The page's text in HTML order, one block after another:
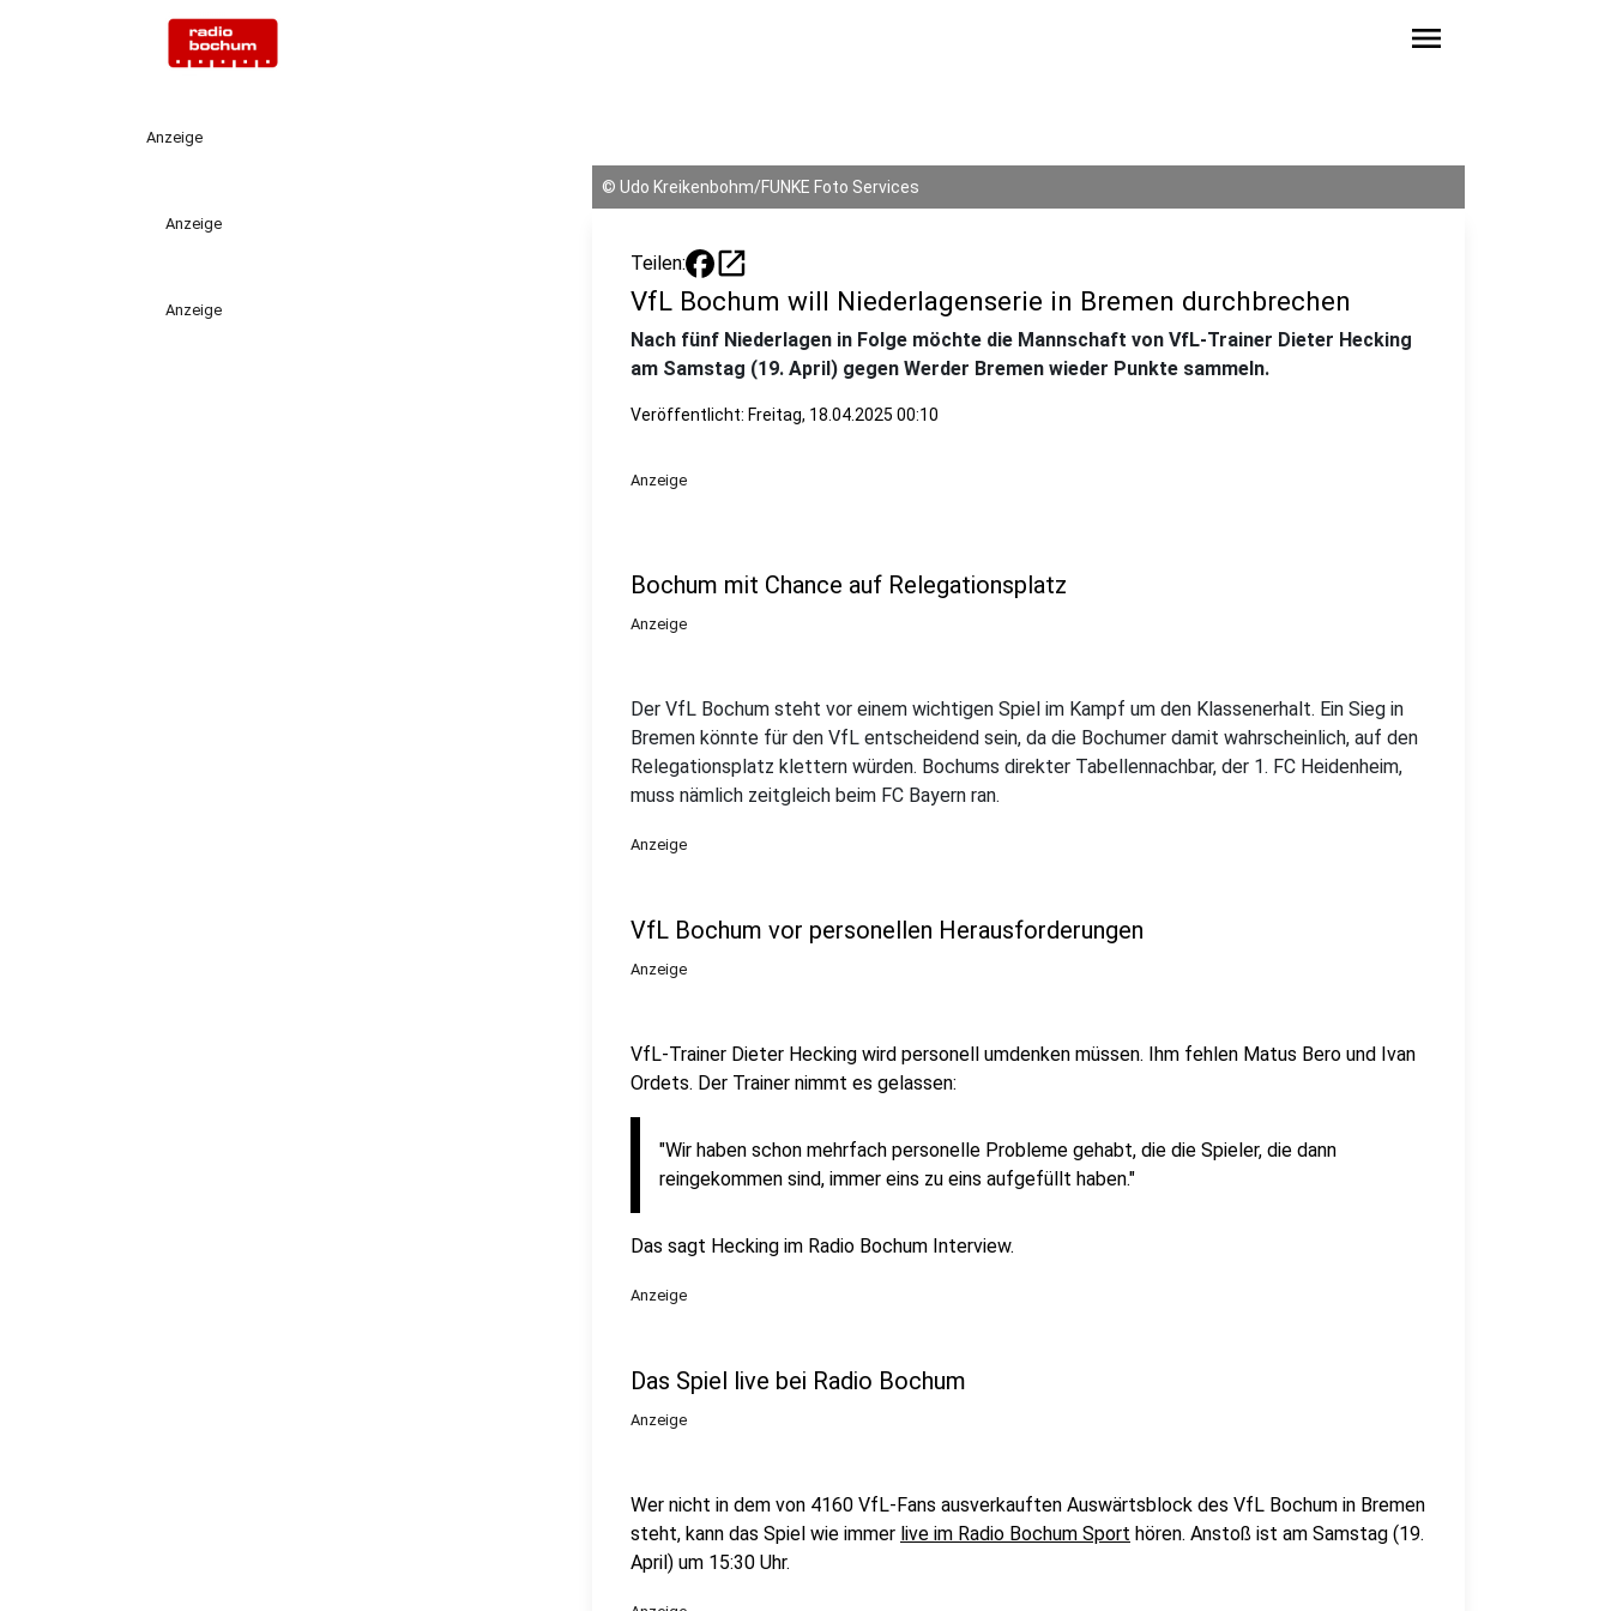
menu
Anzeige
Anzeige
Anzeige
© Udo Kreikenbohm/FUNKE Foto Services
Teilen: open_in_new
VfL Bochum will Niederlagenserie in Bremen durchbrechen
Nach fünf Niederlagen in Folge möchte die Mannschaft von VfL-Trainer Dieter Hecking
am Samstag (19. April) gegen Werder Bremen wieder Punkte sammeln.
Veröffentlicht: Freitag, 18.04.2025 00:10
Anzeige
Bochum mit Chance auf Relegationsplatz
Anzeige
Der VfL Bochum steht vor einem wichtigen Spiel im Kampf um den Klassenerhalt. Ein Sieg in
Bremen könnte für den VfL entscheidend sein, da die Bochumer damit wahrscheinlich, auf den
Relegationsplatz klettern würden. Bochums direkter Tabellennachbar, der 1. FC Heidenheim,
muss nämlich zeitgleich beim FC Bayern ran.
Anzeige
VfL Bochum vor personellen Herausforderungen
Anzeige
VfL-Trainer Dieter Hecking wird personell umdenken müssen. Ihm fehlen Matus Bero und Ivan
Ordets. Der Trainer nimmt es gelassen:
"Wir haben schon mehrfach personelle Probleme gehabt, die die Spieler, die dann
reingekommen sind, immer eins zu eins aufgefüllt haben."
Das sagt Hecking im Radio Bochum Interview.
Anzeige
Das Spiel live bei Radio Bochum
Anzeige
Wer nicht in dem von 4160 VfL-Fans ausverkauften Auswärtsblock des VfL Bochum in Bremen
steht, kann das Spiel wie immer live im Radio Bochum Sport hören. Anstoß ist am Samstag (19.
April) um 15:30 Uhr.